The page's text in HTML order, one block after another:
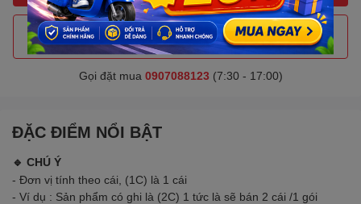
THÊM VÀO GIỎ HÀNG
Gọi đặt mua 0907088123 (7:30 - 17:00)
ĐẶC ĐIỂM NỔI BẬT
🔹 CHÚ Ý
- Đơn vị tính theo cái, (1C) là 1 cái
- Ví dụ : Sản phẩm có ghi là (2C) 1 tức là sẽ bán 2 cái /1 gói